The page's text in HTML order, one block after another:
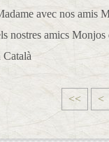
avec nos amis
nostres amics
Català
<< <